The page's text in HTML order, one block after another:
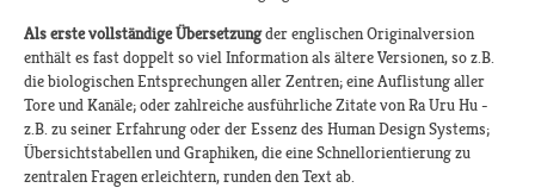
Als erste vollständige Übersetzungder englischen Originalversion
enthält es fast doppelt so viel Information als ältere Versionen, so z.B.
die biologischen Entsprechungen aller Zentren; eine Auflistung aller
Tore und Kanäle; oder zahlreiche ausführliche Zitate von Ra Uru Hu -
z.B. zu seiner Erfahrung oder der Essenz des Human Design Systems;
Übersichtstabellen und Graphiken, die eine Schnellorientierung zu
zentralen Fragen erleichtern, runden den Text ab.